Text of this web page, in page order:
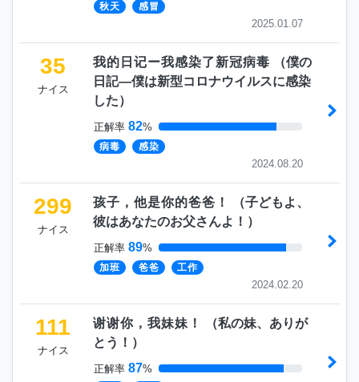
秋天 感冒
2025.01.07
35
ナイス
我的日记ー我感染了新冠病毒 （僕の
日記―僕は新型コロナウイルスに感染
した）
正解率 82%
病毒 感染
2024.08.20
299
ナイス
孩子，他是你的爸爸！ （子どもよ、
彼はあなたのお父さんよ！ ）
正解率 89%
加班 爸爸 工作
2024.02.20
111
ナイス
谢谢你，我妹妹！ （私の妹、ありが
とう！ ）
正解率 87%